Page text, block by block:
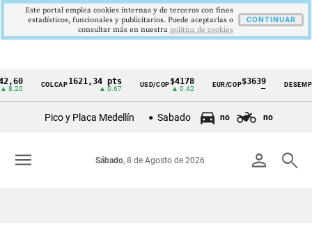
Cintillo
Colombia
COLCAP1621,34 pts USD/COP$4178
▲ 0.42
EUR/COP$3639
—
DESEMPLEO
▼
Pico y Placa Medellín Sabado no no
person search
Sábado, 8 de Agosto de 2026
menu
Este portal emplea cookies internas y de terceros con fines
estadísticos, funcionales y publicitarios. Puede aceptarlas o
consultar más en nuestra politica de cookies
CONTINUAR